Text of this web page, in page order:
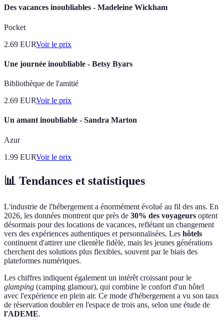
Des vacances inoubliables - Madeleine Wickham
Pocket
2.69 EURVoir le prix
Une journée inoubliable - Betsy Byars
Bibliothèque de l'amitié
2.69 EURVoir le prix
Un amant inoubliable - Sandra Marton
Azur
1.99 EURVoir le prix
📊 Tendances et statistiques
L'industrie de l'hébergement a énormément évolué au fil des ans. En
2026, les données montrent que près de 30% des voyageurs optent
désormais pour des locations de vacances, reflétant un changement
vers des expériences authentiques et personnalisées. Les hôtels
continuent d'attirer une clientèle fidèle, mais les jeunes générations
cherchent des solutions plus flexibles, souvent par le biais des
plateformes numériques.
Les chiffres indiquent également un intérêt croissant pour le
glamping (camping glamour), qui combine le confort d'un hôtel
avec l'expérience en plein air. Ce mode d'hébergement a vu son taux
de réservation doubler en l'espace de trois ans, selon une étude de
l'ADEME.